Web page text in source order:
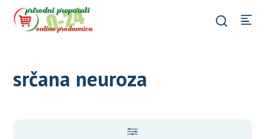
srčana neuroza